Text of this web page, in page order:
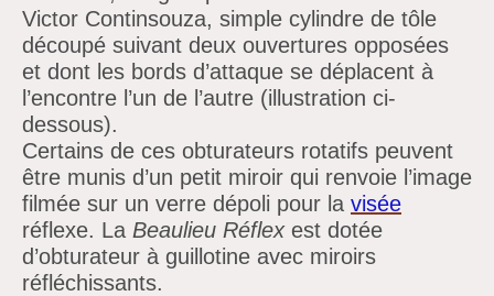
Victor Continsouza, simple cylindre de tôle
découpé suivant deux ouvertures opposées
et dont les bords d’attaque se déplacent à
l’encontre l’un de l’autre (illustration ci-
dessous).
Certains de ces obturateurs rotatifs peuvent
être munis d’un petit miroir qui renvoie l’image
filmée sur un verre dépoli pour la visée
réflexe. La Beaulieu Réflexest dotée
d’obturateur à guillotine avec miroirs
réfléchissants.